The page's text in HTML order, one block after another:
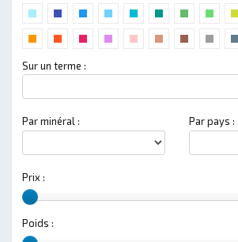
Sur un terme :
Par minéral : Par pays :
Prix :
Poids :